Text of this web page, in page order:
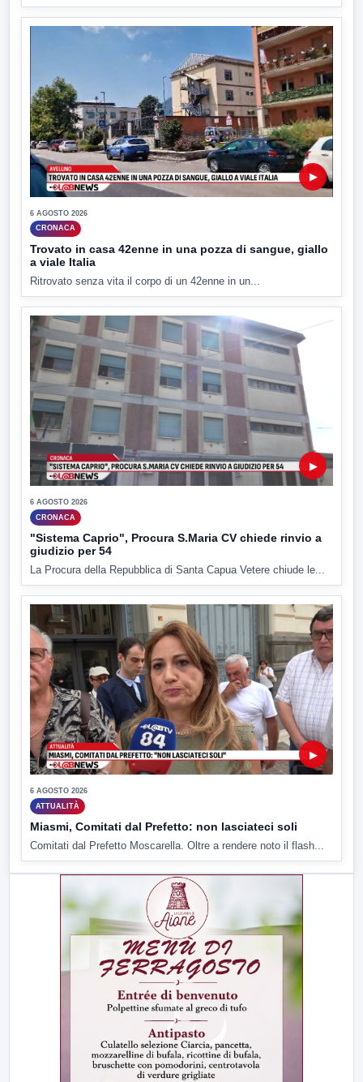
▶
6 AGOSTO 2026
CRONACA
Trovato in casa 42enne in una pozza di sangue, giallo
a viale Italia
Ritrovato senza vita il corpo di un 42enne in un...
▶
6 AGOSTO 2026
CRONACA
"Sistema Caprio", Procura S.Maria CV chiede rinvio a
giudizio per 54
La Procura della Repubblica di Santa Capua Vetere chiude le...
▶
6 AGOSTO 2026
ATTUALITÀ
Miasmi, Comitati dal Prefetto: non lasciateci soli
Comitati dal Prefetto Moscarella. Oltre a rendere noto il flash...